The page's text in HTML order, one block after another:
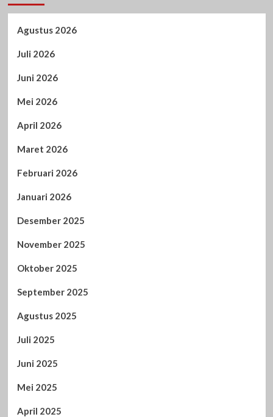
Agustus 2026
Juli 2026
Juni 2026
Mei 2026
April 2026
Maret 2026
Februari 2026
Januari 2026
Desember 2025
November 2025
Oktober 2025
September 2025
Agustus 2025
Juli 2025
Juni 2025
Mei 2025
April 2025